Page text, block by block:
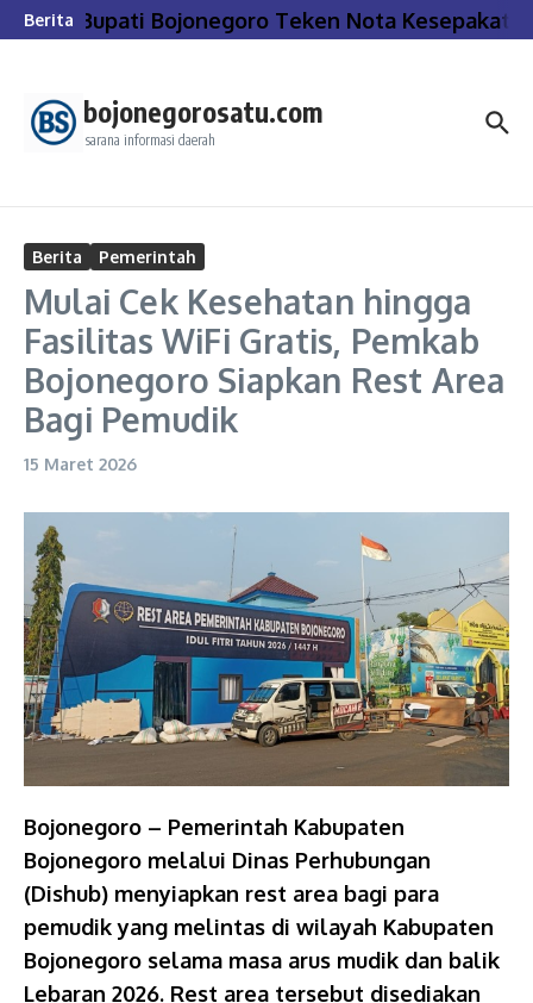
Lewati ke konten
BeritaBupati Bojonegoro Teken Nota Kesepakatan
bojonegorosatu.com
sarana informasi daerah
Berita Pemerintah
Mulai Cek Kesehatan hingga
Fasilitas WiFi Gratis, Pemkab
Bojonegoro Siapkan Rest Area
Bagi Pemudik
15 Maret 2026
Bojonegoro – Pemerintah Kabupaten
Bojonegoro melalui Dinas Perhubungan
(Dishub) menyiapkan rest area bagi para
pemudik yang melintas di wilayah Kabupaten
Bojonegoro selama masa arus mudik dan balik
Lebaran 2026. Rest area tersebut disediakan